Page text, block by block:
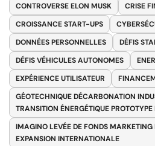
CONTROVERSE ELON MUSK
CRISE
CROISSANCE START-UPS
DONNÉES PERSONNELLES
DÉFIS
DÉFIS VÉHICULES AUTONOMES
EXPÉRIENCE UTILISATEUR
GÉOTECHNIQUE DÉCARBONATION
TRANSITION ÉNERGÉTIQUE
IMAGINO LEVÉE DE FONDS
EXPANSION INTERNATIONALE